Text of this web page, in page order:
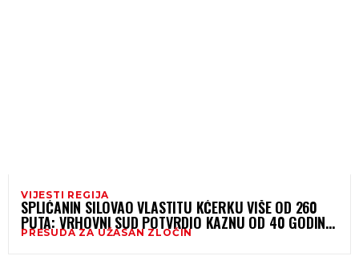
VIJESTI REGIJA
SPLIĆANIN SILOVAO VLASTITU KĆERKU VIŠE OD 260
PUTA: VRHOVNI SUD POTVRDIO KAZNU OD 40 GODINA
ZATVORA!
PRESUDA ZA UŽASAN ZLOČIN